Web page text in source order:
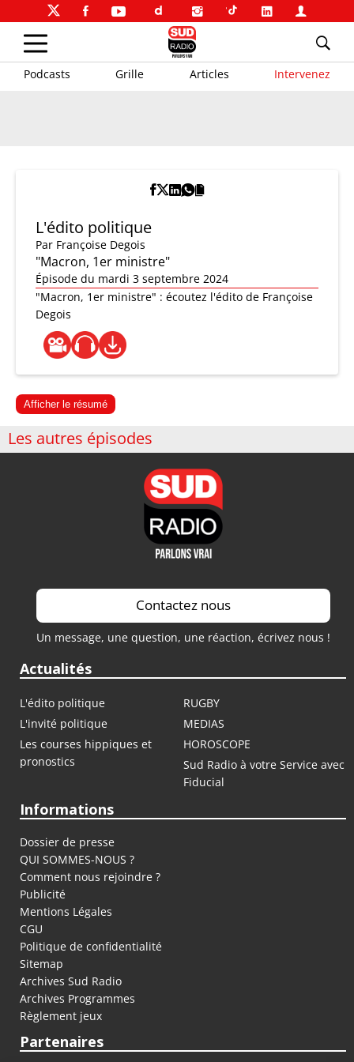
Podcasts Grille Articles Intervenez
L'édito politique
Par Françoise Degois
"Macron, 1er ministre"
Épisode du mardi 3 septembre 2024
"Macron, 1er ministre" : écoutez l'édito de Françoise
Degois
Afficher le résumé
Les autres épisodes
Contactez nous
Un message, une question, une réaction, écrivez nous !
Actualités
L'édito politique
RUGBY
L'invité politique
MEDIAS
Les courses hippiques et
pronostics
HOROSCOPE
Sud Radio à votre Service avec
Fiducial
Informations
Dossier de presse
QUI SOMMES-NOUS ?
Comment nous rejoindre ?
Publicité
Mentions Légales
CGU
Politique de confidentialité
Sitemap
Archives Sud Radio
Archives Programmes
Règlement jeux
Partenaires